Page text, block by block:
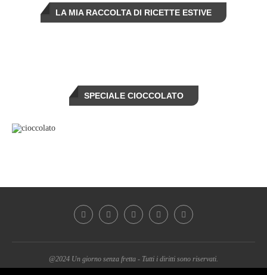
LA MIA RACCOLTA DI RICETTE ESTIVE
SPECIALE CIOCCOLATO
@2024 Un giorno senza fretta - Tutti i diritti sono riservati.